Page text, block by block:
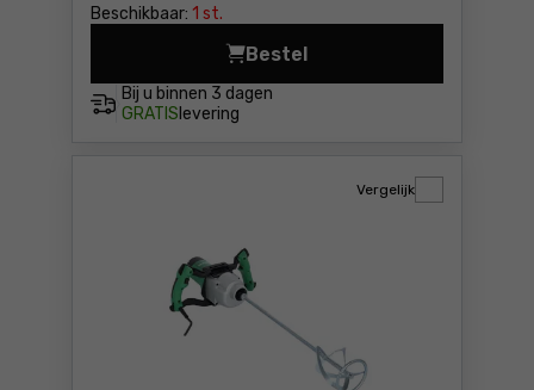
Beschikbaar: 1 st.
Bij u binnen 3 dagen
GRATIS levering
Bestel
Menger/mixer Rubi
Vergelijk